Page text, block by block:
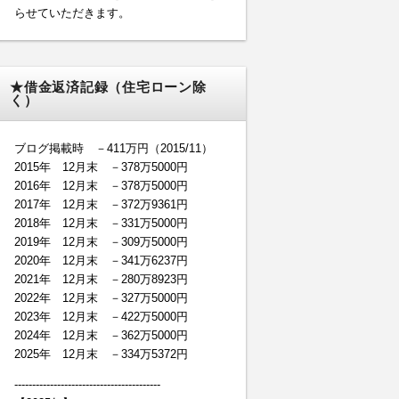
らせていただきます。
★借金返済記録（住宅ローン除
く）
ブログ掲載時 －411万円（2015/11）
2015年 12月末 －378万5000円
2016年 12月末 －378万5000円
2017年 12月末 －372万9361円
2018年 12月末 －331万5000円
2019年 12月末 －309万5000円
2020年 12月末 －341万6237円
2021年 12月末 －280万8923円
2022年 12月末 －327万5000円
2023年 12月末 －422万5000円
2024年 12月末 －362万5000円
2025年 12月末 －334万5372円
-----------------------------------------